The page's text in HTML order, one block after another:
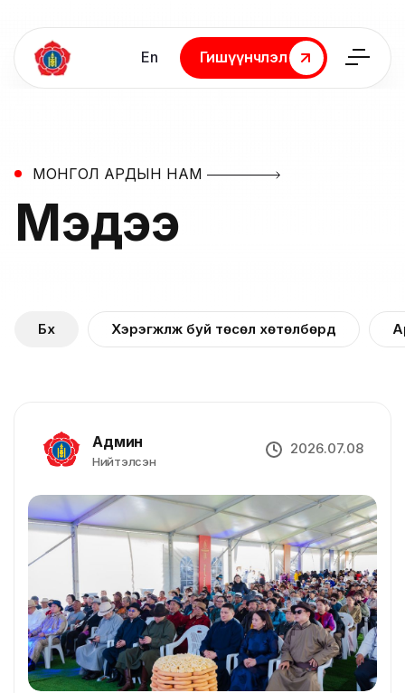
En
Гишүүнчлэл
Гишүүнчлэл
МОНГОЛ АРДЫН НАМ
Мэдээ
Бүх Хэрэгжүүлж буй төсөл хөтөлбөрүүд
Админ
Нийтэлсэн
2026.07.08